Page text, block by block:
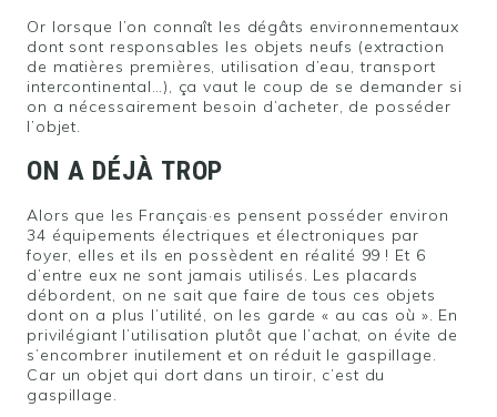
Or lorsque l’on connaît les dégâts environnementaux
dont sont responsables les objets neufs (extraction
de matières premières, utilisation d’eau, transport
intercontinental…), ça vaut le coup de se demander si
on a nécessairement besoin d’acheter, de posséder
l’objet.
ON A DÉJÀ TROP
Alors que les Français·es pensent posséder environ
34 équipements électriques et électroniques par
foyer, elles et ils en possèdent en réalité 99 ! Et 6
d’entre eux ne sont jamais utilisés. Les placards
débordent, on ne sait que faire de tous ces objets
dont on a plus l’utilité, on les garde « au cas où ». En
privilégiant l’utilisation plutôt que l’achat, on évite de
s’encombrer inutilement et on réduit le gaspillage.
Car un objet qui dort dans un tiroir, c’est du
gaspillage.